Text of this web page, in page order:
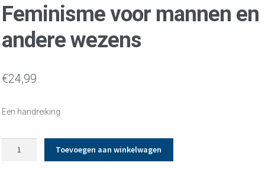
Feminisme voor mannen en
andere wezens
€24,99
Een handreiking
Toevoegen aan winkelwagen